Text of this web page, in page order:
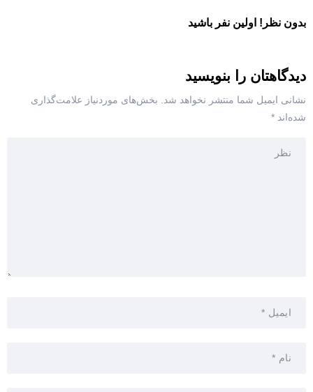
بدون نظر! اولین نفر باشید
دیدگاهتان را بنویسید
نشانی ایمیل شما منتشر نخواهد شد.
بخش‌های موردنیاز علامت‌گذاری
شده‌اند *